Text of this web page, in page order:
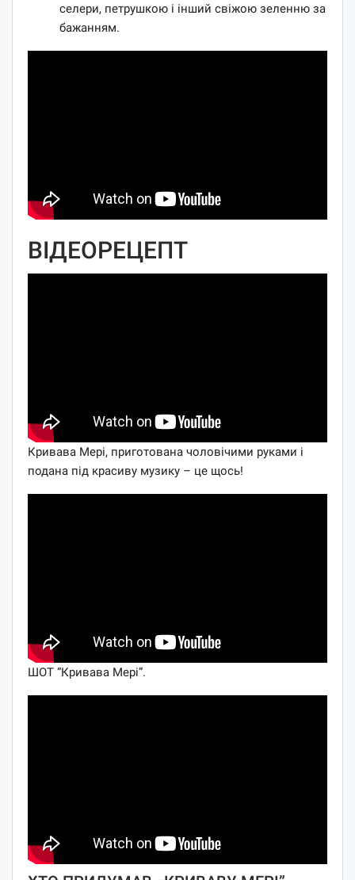
селери, петрушкою і інший свіжою зеленню за
бажанням.
ВІДЕОРЕЦЕПТ
Кривава Мері, приготована чоловічими руками і
подана під красиву музику – це щось!
ШОТ “Кривава Мері”.